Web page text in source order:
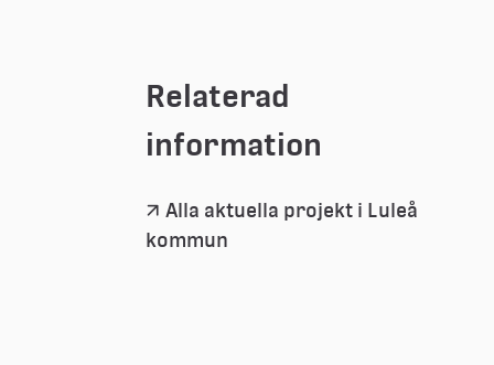
Relaterad
information
Alla aktuella projekt i Luleå
kommun